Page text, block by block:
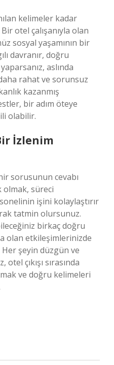
kelimeler kadar
otel çalışanıyla olan
sosyal yaşamının bir
davranır, doğru
aslında
rahat ve sorunsuz
kazanmış
bir adım öteye
olabilir.
İzlenim
sorusunun cevabı
olmak, süreci
işini kolaylaştırır
tatmin olursunuz.
birkaç doğru
olan etkileşimlerinizde
şeyin düzgün ve
çıkışı sırasında
ve doğru kelimeleri